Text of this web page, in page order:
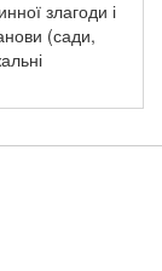
злагоди і
(сади,